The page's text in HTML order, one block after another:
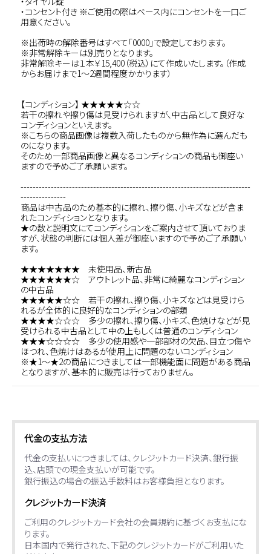
・コンセント付き ※ご使用の際はベース内にコンセントを一口ご
用意ください。
※出荷時の解除番号はすべて「0000」で設定しております。
※非常解除キーは別売りとなります。
非常解除キーは１本￥15,400（税込）にて作成いたします。（作成
からお届けまで1～2週間程度かかります）
【コンディション】 ★★★★★☆☆
若干の擦れや擦り傷は見受けられますが、中古品として良好な
コンディションといえます。
※こちらの商品画像は複数入荷したものから無作為に選んだも
のになります。
そのため一部商品画像と異なるコンディションの商品も御座い
ますので予めご了承願います。
----------------------------------------------------------------------------
---------------
商品は中古品のため基本的に擦れ、擦り傷、小キズなどが含ま
れたコンディションとなります。
★の数と説明文にてコンディションをご案内させて頂いておりま
すが、状態の判断には個人差が御座いますので予めご了承願い
ます。
★★★★★★★ 未使用品、新古品
★★★★★★☆ アウトレット品、非常に綺麗なコンディション
の中古品
★★★★★☆☆ 若干の擦れ、擦り傷、小キズなどは見受けら
れるが全体的に良好的なコンディションの部類
★★★★☆☆☆ 多少の擦れ、擦り傷、小キズ、色焼けなどが見
受けられる中古品として中の上もしくは普通のコンディション
★★★☆☆☆☆ 多少の使用感や一部部材の欠品、目立つ傷や
ほつれ、色焼けはあるが使用上に問題のないコンディション
※★1～★2の商品につきましては一部機能面に問題がある商品
となりますが、基本的に販売は行っておりません。
代金の支払方法
代金の支払いにつきましては、クレジットカード決済、銀行振
込、店頭での現金支払いが可能です。
銀行振込の場合の振込手数料はお客様負担となります。
クレジットカード決済
ご利用のクレジットカード会社の会員規約に基づくお支払にな
ります。
日本国内で発行された、下記のクレジットカードがご利用いた